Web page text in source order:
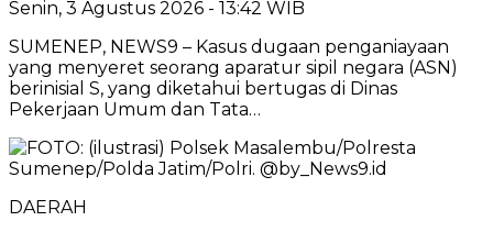
Senin, 3 Agustus 2026 - 13:42 WIB
SUMENEP, NEWS9 – Kasus dugaan penganiayaan
yang menyeret seorang aparatur sipil negara (ASN)
berinisial S, yang diketahui bertugas di Dinas
Pekerjaan Umum dan Tata…
DAERAH